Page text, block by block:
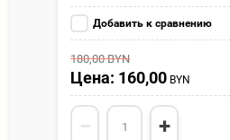
Добавить к сравнению
180,00BYN
Цена: 160,00 BYN
− +